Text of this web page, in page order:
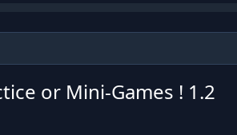
or Mini-Games ! 1.2